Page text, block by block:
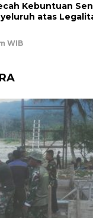
Kebuntuan
atas
WIB